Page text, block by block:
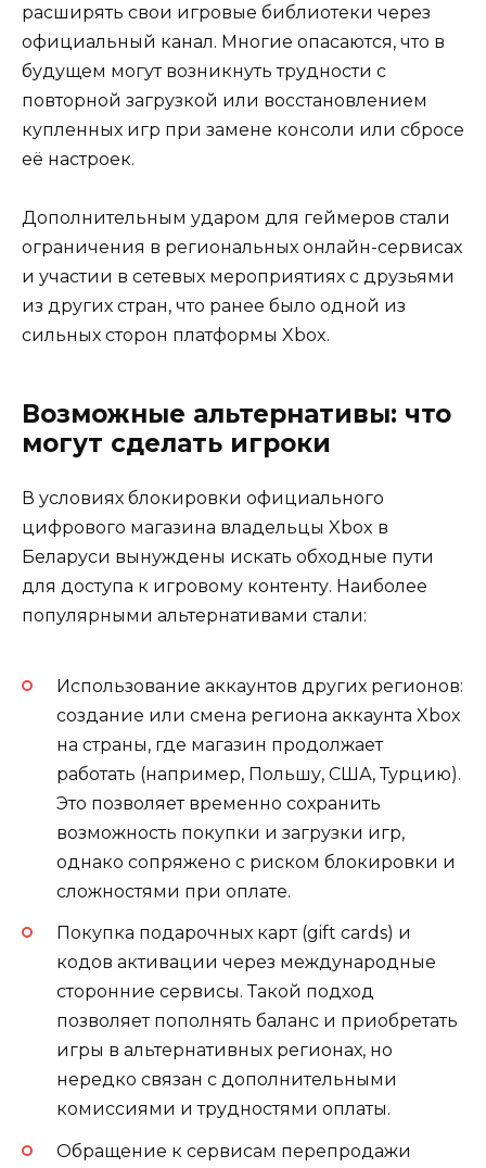
расширять свои игровые библиотеки через
официальный канал. Многие опасаются, что в
будущем могут возникнуть трудности с
повторной загрузкой или восстановлением
купленных игр при замене консоли или сбросе
её настроек.
Дополнительным ударом для геймеров стали
ограничения в региональных онлайн-сервисах
и участии в сетевых мероприятиях с друзьями
из других стран, что ранее было одной из
сильных сторон платформы Xbox.
Возможные альтернативы: что
могут сделать игроки
В условиях блокировки официального
цифрового магазина владельцы Xbox в
Беларуси вынуждены искать обходные пути
для доступа к игровому контенту. Наиболее
популярными альтернативами стали:
Использование аккаунтов других регионов:
создание или смена региона аккаунта Xbox
на страны, где магазин продолжает
работать (например, Польшу, США, Турцию).
Это позволяет временно сохранить
возможность покупки и загрузки игр,
однако сопряжено с риском блокировки и
сложностями при оплате.
Покупка подарочных карт (gift cards) и
кодов активации через международные
сторонние сервисы. Такой подход
позволяет пополнять баланс и приобретать
игры в альтернативных регионах, но
нередко связан с дополнительными
комиссиями и трудностями оплаты.
Обращение к сервисам перепродажи